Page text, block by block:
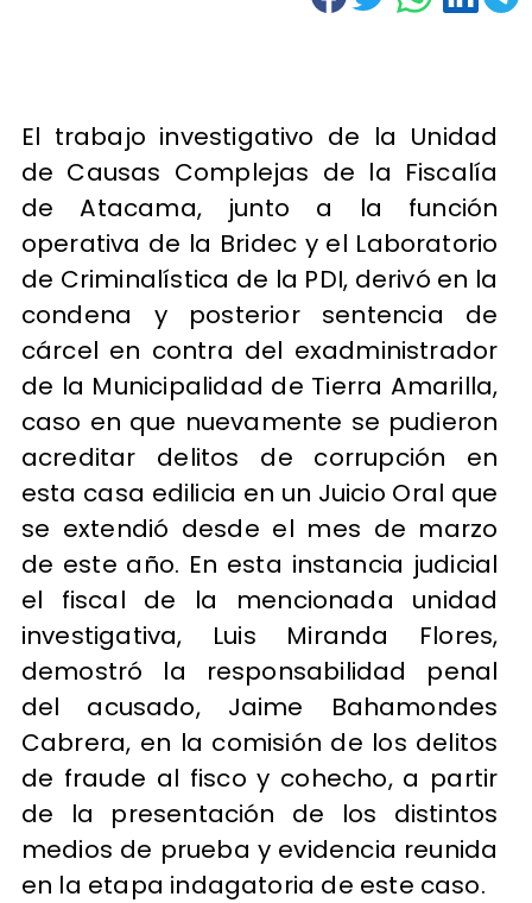
El trabajo investigativo de la Unidad
de Causas Complejas de la Fiscalía
de Atacama, junto a la función
operativa de la Bridec y el Laboratorio
de Criminalística de la PDI, derivó en la
condena y posterior sentencia de
cárcel en contra del exadministrador
de la Municipalidad de Tierra Amarilla,
caso en que nuevamente se pudieron
acreditar delitos de corrupción en
esta casa edilicia en un Juicio Oral que
se extendió desde el mes de marzo
de este año. En esta instancia judicial
el fiscal de la mencionada unidad
investigativa, Luis Miranda Flores,
demostró la responsabilidad penal
del acusado, Jaime Bahamondes
Cabrera, en la comisión de los delitos
de fraude al fisco y cohecho, a partir
de la presentación de los distintos
medios de prueba y evidencia reunida
en la etapa indagatoria de este caso.